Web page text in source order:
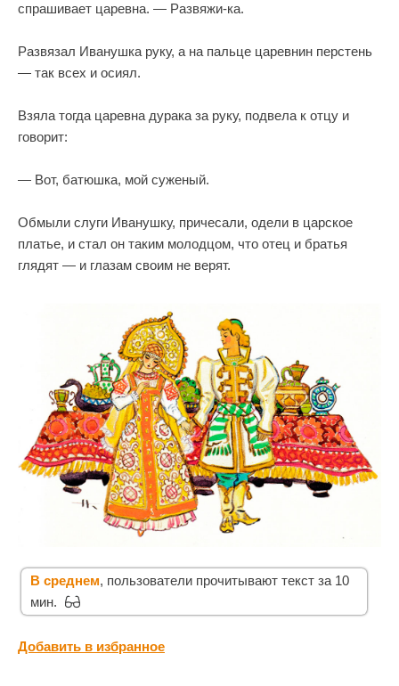
спрашивает царевна. — Развяжи-ка.
Развязал Иванушка руку, а на пальце царевнин перстень
— так всех и осиял.
Взяла тогда царевна дурака за руку, подвела к отцу и
говорит:
— Вот, батюшка, мой суженый.
Обмыли слуги Иванушку, причесали, одели в царское
платье, и стал он таким молодцом, что отец и братья
глядят — и глазам своим не верят.
В среднем, пользователи прочитывают текст за 10
мин.
Добавить в избранное